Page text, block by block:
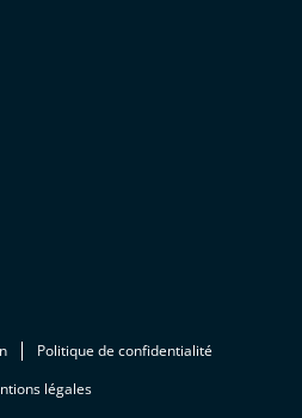
Politique de confidentialité
légales